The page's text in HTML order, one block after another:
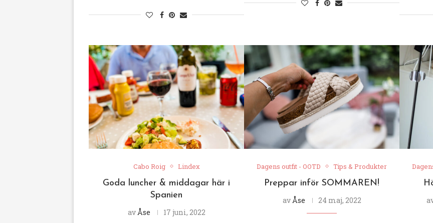
Cabo Roig Lindex
Goda luncher & middagar här i
Spanien
avÅse 17 juni, 2022
Dagens outfit - OOTD Tips & Produkter
Preppar inför SOMMAREN!
avÅse 24 maj, 2022